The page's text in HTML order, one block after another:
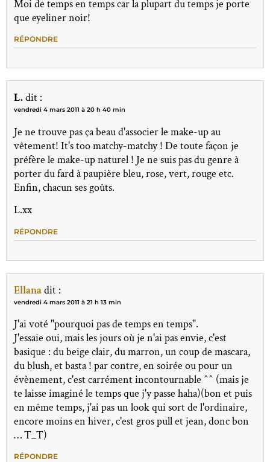
Moi de temps en temps car la plupart du temps je porte
que eyeliner noir!
RÉPONDRE
L. dit :
vendredi 4 mars 2011 à 20 h 40 min
Je ne trouve pas ça beau d'associer le make-up au
vêtement! It's too matchy-matchy ! De toute façon je
préfère le make-up naturel ! Je ne suis pas du genre à
porter du fard à paupière bleu, rose, vert, rouge etc.
Enfin, chacun ses goûts.
L.xx
RÉPONDRE
Ellanadit :
vendredi 4 mars 2011 à 21 h 13 min
J'ai voté "pourquoi pas de temps en temps".
J'essaie oui, mais les jours où je n'ai pas envie, c'est
basique : du beige clair, du marron, un coup de mascara,
du blush, et basta ! par contre, en soirée ou pour un
évènement, c'est carrément incontournable ^^ (mais je
te laisse imaginé le temps que j'y passe haha)(bon et puis
en même temps, j'ai pas un look qui sort de l'ordinaire,
encore moins en hiver, c'est gros pull et jean, donc bon
… T_T)
RÉPONDRE